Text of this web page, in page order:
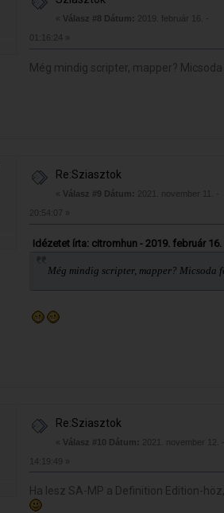
« Válasz #8 Dátum: 2019. február 16. -
01:16:24 »
Még mindig scripter, mapper?
Re:Sziasztok
« Válasz #9 Dátum:
2021. november 11. -
20:54:07 »
Idézetet írta: citromhun - 2019. február 16.
Még mindig scripter, mapper? Micsoda
Re:Sziasztok
« Válasz #10 Dátum:
2021. november 12. -
14:19:49 »
Ha lesz SA-MP a Definition Edition-